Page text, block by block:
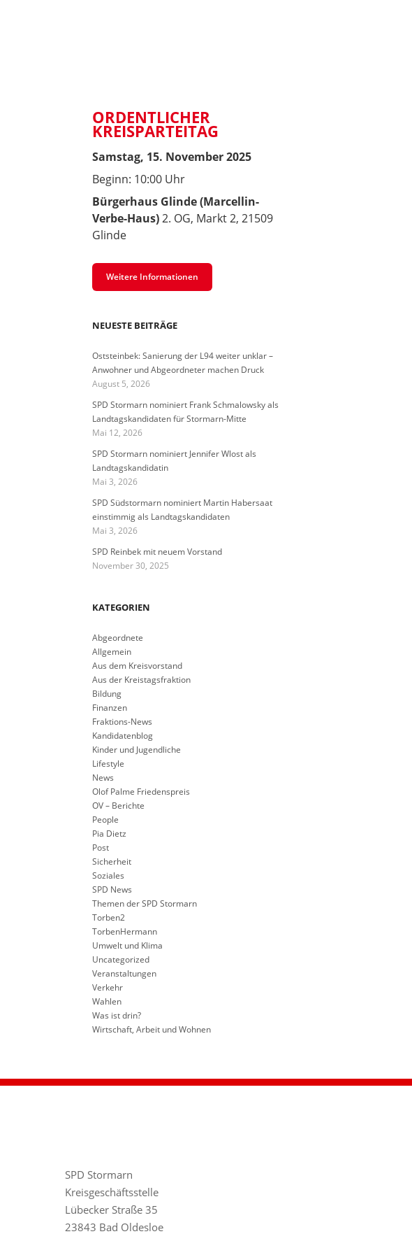
ORDENTLICHER
KREISPARTEITAG
Samstag, 15. November 2025
Beginn: 10:00 Uhr
Bürgerhaus Glinde (Marcellin-
Verbe-Haus)2. OG, Markt 2, 21509
Glinde
Weitere Informationen
NEUESTE BEITRÄGE
Oststeinbek: Sanierung der L94 weiter unklar –
Anwohner und Abgeordneter machen Druck
August 5, 2026
SPD Stormarn nominiert Frank Schmalowsky als
Landtagskandidaten für Stormarn-Mitte
Mai 12, 2026
SPD Stormarn nominiert Jennifer Wlost als
Landtagskandidatin
Mai 3, 2026
SPD Südstormarn nominiert Martin Habersaat
einstimmig als Landtagskandidaten
Mai 3, 2026
SPD Reinbek mit neuem Vorstand
November 30, 2025
KATEGORIEN
Abgeordnete
Allgemein
Aus dem Kreisvorstand
Aus der Kreistagsfraktion
Bildung
Finanzen
Fraktions-News
Kandidatenblog
Kinder und Jugendliche
Lifestyle
News
Olof Palme Friedenspreis
OV – Berichte
People
Pia Dietz
Post
Sicherheit
Soziales
SPD News
Themen der SPD Stormarn
Torben2
TorbenHermann
Umwelt und Klima
Uncategorized
Veranstaltungen
Verkehr
Wahlen
Was ist drin?
Wirtschaft, Arbeit und Wohnen
SPD Stormarn
Kreisgeschäftsstelle
Lübecker Straße 35
23843 Bad Oldesloe